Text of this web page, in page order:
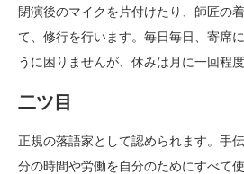
閉演後のマイクを片付けたり、師匠の
て、修行を行います。毎日毎日、寄席
うに困りませんが、休みは月に一回程
二ツ目
正規の落語家として認められます。手
分の時間や労働を自分のためにすべて